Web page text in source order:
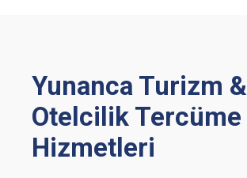
Yunanca Turizm &
Otelcilik Tercüme
Hizmetleri